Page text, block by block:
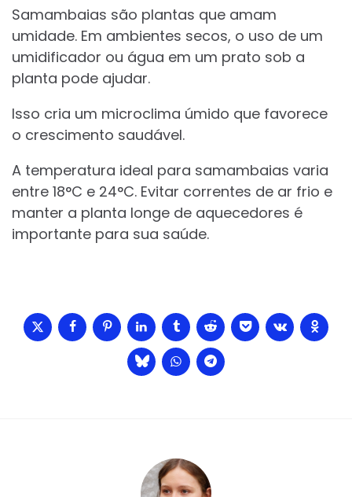
Samambaias são plantas que amam
umidade. Em ambientes secos, o uso de um
umidificador ou água em um prato sob a
planta pode ajudar.
Isso cria um microclima úmido que favorece
o crescimento saudável.
A temperatura ideal para samambaias varia
entre 18°C e 24°C. Evitar correntes de ar frio e
manter a planta longe de aquecedores é
importante para sua saúde.